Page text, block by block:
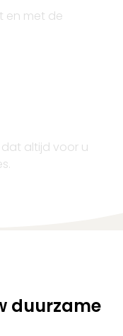
en met de
altijd voor u
duurzame